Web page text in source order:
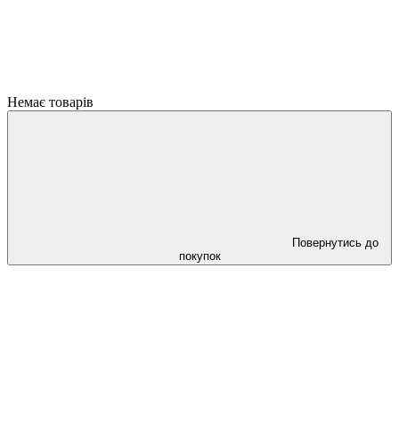
Немає товарів
Повернутись до
покупок